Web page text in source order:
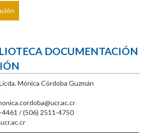
DOCUMENTACIÓN
Mónica Córdoba Guzmán
4461 / (506) 2511-4750